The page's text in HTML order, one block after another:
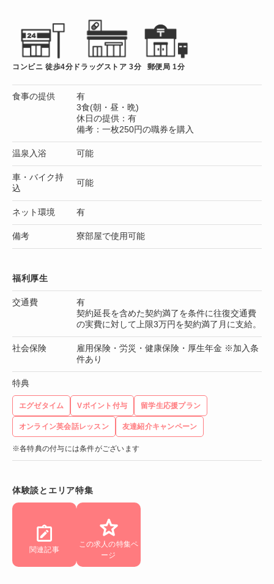
コンビニ 徒歩4分 ドラッグストア 3分 郵便局 1分
食事の提供
有
3食(朝・昼・晩)
休日の提供：有
備考：一枚250円の職券を購入
温泉入浴 可能
車・バイク持
込
可能
ネット環境 有
備考 寮部屋で使用可能
福利厚生
交通費
有
契約延長を含めた契約満了を条件に往復交通費
の実費に対して上限3万円を契約満了月に支給。
社会保険
雇用保険・労災・健康保険・厚生年金 ※加入条
件あり
特典
エグゼタイム Vポイント付与 留学生応援プラン
オンライン英会話レッスン 友達紹介キャンペーン
※各特典の付与には条件がございます
体験談とエリア特集
関連記事
この求人の特集ペ
ージ